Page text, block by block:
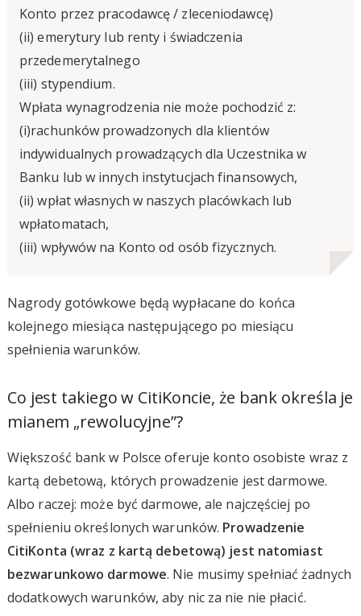
Konto przez pracodawcę / zleceniodawcę)
(ii) emerytury lub renty i świadczenia
przedemerytalnego
(iii) stypendium.
Wpłata wynagrodzenia nie może pochodzić z:
(i)rachunków prowadzonych dla klientów
indywidualnych prowadzących dla Uczestnika w
Banku lub w innych instytucjach finansowych,
(ii) wpłat własnych w naszych placówkach lub
wpłatomatach,
(iii) wpływów na Konto od osób fizycznych.
Nagrody gotówkowe będą wypłacane do końca
kolejnego miesiąca następującego po miesiącu
spełnienia warunków.
Co jest takiego w CitiKoncie, że bank określa je
mianem „rewolucyjne”?
Większość bank w Polsce oferuje konto osobiste wraz z
kartą debetową, których prowadzenie jest darmowe.
Albo raczej: może być darmowe, ale najczęściej po
spełnieniu określonych warunków. Prowadzenie
CitiKonta (wraz z kartą debetową) jest natomiast
bezwarunkowo darmowe. Nie musimy spełniać żadnych
dodatkowych warunków, aby nic za nie nie płacić.